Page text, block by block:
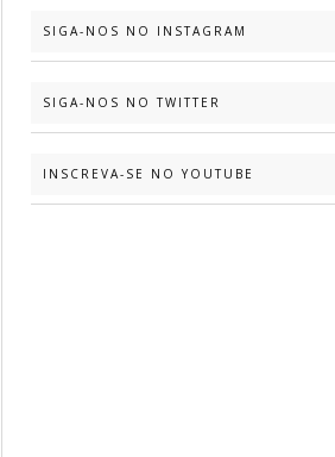
SIGA-NOS NO INSTAGRAM
SIGA-NOS NO TWITTER
INSCREVA-SE NO YOUTUBE